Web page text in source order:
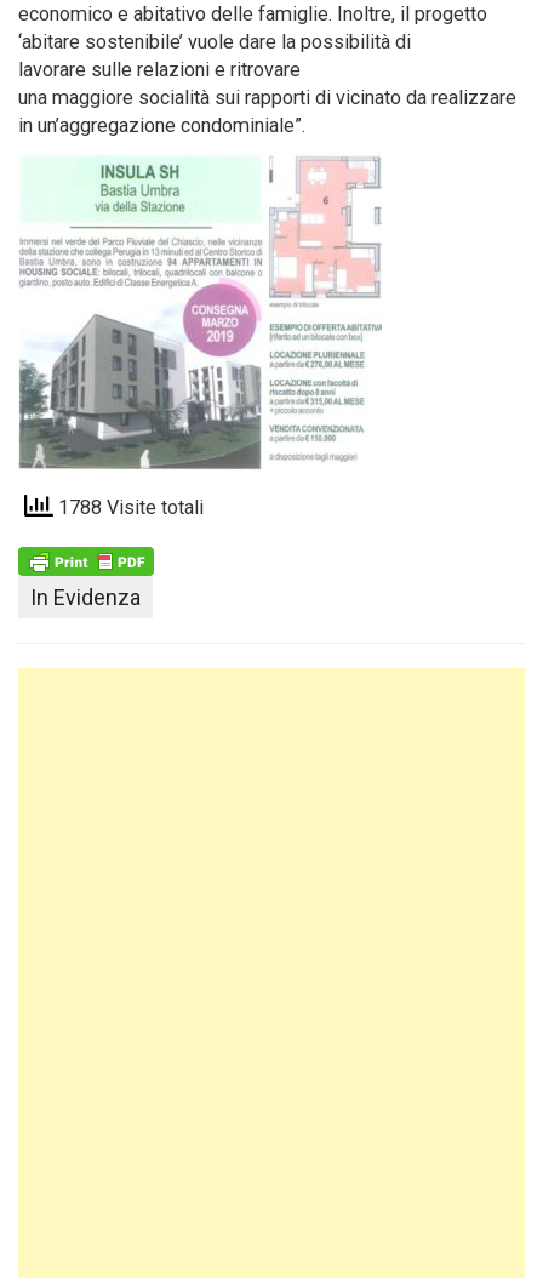
economico e abitativo delle famiglie. Inoltre, il progetto
‘abitare sostenibile’ vuole dare la possibilità di
lavorare sulle relazioni e ritrovare
una maggiore socialità sui rapporti di vicinato da realizzare
in un’aggregazione condominiale”.
1788 Visite totali
In Evidenza